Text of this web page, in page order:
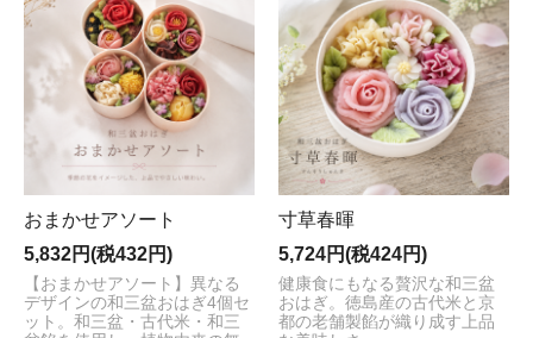
おまかせアソート
5,832円(税432円)
【おまかせアソート】異なる
デザインの和三盆おはぎ4個セ
ット。和三盆・古代米・和三
寸草春暉
5,724円(税424円)
健康食にもなる贅沢な和三盆
おはぎ。徳島産の古代米と京
都の老舗製餡が織り成す上品